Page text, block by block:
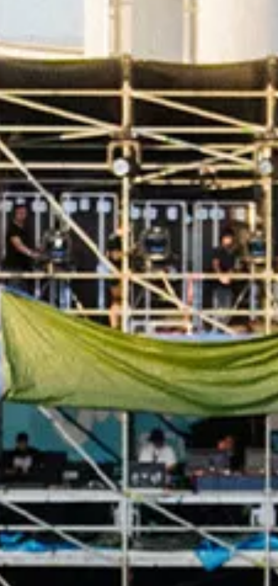
Service und Reparatur
Service
Reparatur
Auf- und Umbauten
Zubehör Angebote
Zubehör und Lifestyle
Camper Zubehör
Transport und Schutz
Volkswagen Original Teile
Wissenswertes
Kontrollleuchten Rot
Kontrollleuchten Gelb
Kontrollleuchten Grün
Kontrollleuchten Blau
Kontrollleuchten Weiss
WLTP
XTL-Dieselkraftstoff
Airbag Sicherheitsrückruf
Digitale Dienste und Apps
myVolkswagen
VW Connect
Connect Pro Flottenmanagement
Digitales Bordbuch
California App
Car-Net
Navigationsupdate
Fahrzeug Video-Tutorials
2G/3G Netzabschaltung
Marke und Erlebnis
Unsere Marke
Van Journal
Die Bulli-Historie
Fahrzeugkategorien im Überblick
Newsletter
Unternehmen
Kontakt
Newsroom
Offene Stellen
California Welt
California Magazin und Ratgeber
Ratgeber
Routen & Reisen
California Kollektion
California App